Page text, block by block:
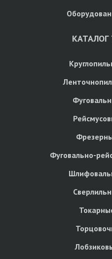
Фуговально-